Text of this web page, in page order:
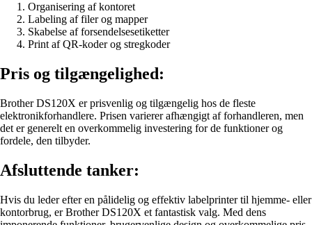
Organisering af kontoret
Labeling af filer og mapper
Skabelse af forsendelsesetiketter
Print af QR-koder og stregkoder
Pris og tilgængelighed:
Brother DS120X er prisvenlig og tilgængelig hos de fleste
elektronikforhandlere. Prisen varierer afhængigt af forhandleren, men
det er generelt en overkommelig investering for de funktioner og
fordele, den tilbyder.
Afsluttende tanker:
Hvis du leder efter en pålidelig og effektiv labelprinter til hjemme- eller
kontorbrug, er Brother DS120X et fantastisk valg. Med dens